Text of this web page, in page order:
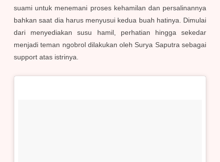
suami untuk menemani proses kehamilan dan persalinannya
bahkan saat dia harus menyusui kedua buah hatinya. Dimulai
dari menyediakan susu hamil, perhatian hingga sekedar
menjadi teman ngobrol dilakukan oleh Surya Saputra sebagai
support atas istrinya.